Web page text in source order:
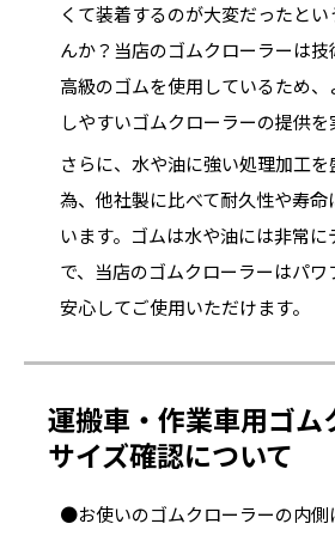
くて装着するのが大変だったと
んか？当店のゴムクローラーは
高級のゴムを使用しているため
しやすいゴムクローラーの提供を
さらに、水や油に強い処理加工を
為、他社製に比べて耐久性や寿命
います。ゴムは水や油には非常
で、当店のゴムクローラーはパワ
安心してご使用いただけます。
運搬車・作業車用ゴム
サイズ確認について
●お使いのゴムクローラーの内側